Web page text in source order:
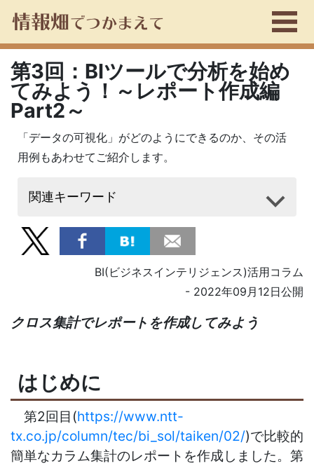
第3回：BIツールで分析を始め
てみよう！～レポート作成編
Part2～
「データの可視化」がどのようにできるのか、その活
用例もあわせてご紹介します。
関連キーワード
BI(ビジネスインテリジェンス)活用コラム
- 2022年09月12日公開
クロス集計でレポートを作成してみよう
はじめに
第2回目(https://www.ntt-
tx.co.jp/column/tec/bi_sol/taiken/02/)で比較的
簡単なカラム集計のレポートを作成しました。第